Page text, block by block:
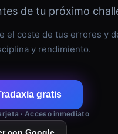
de tu próximo
el coste de tus errores y
y rendimiento.
gratis
· Acceso inmediato